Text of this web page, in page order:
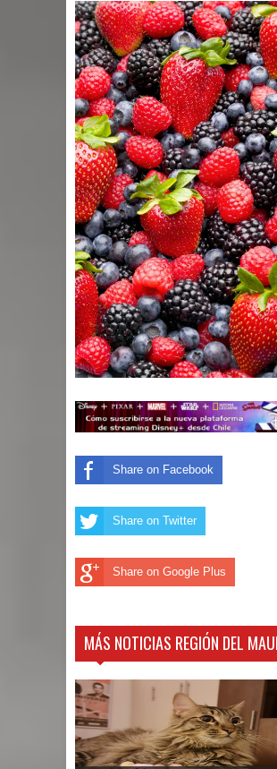
Share on Facebook
Share on Twitter
Share on Google Plus
MÁS NOTICIAS REGIÓN DEL